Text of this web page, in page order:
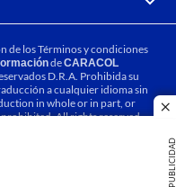
PUBLICIDAD
de losTérminos y condiciones
deCARACOL
D.R.A. Prohibida su
a cualquier idioma sin
in whole or in part, or
All rights reserved